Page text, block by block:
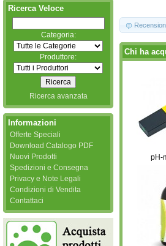
Chi ha
pH-
Ricerca Veloce
Categoria:
Produttore:
Ricerca avanzata
Informazioni
Offerte Speciali
Download Catalogo PDF
Nuovi Prodotti
Spedizioni e Consegna
Privacy e Note Legali
Condizioni di Vendita
Contattaci